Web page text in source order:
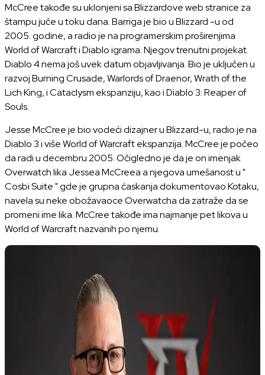
McCree takođe su uklonjeni sa Blizzardove web stranice za
štampu juče u toku dana. Barriga je bio u Blizzard -u od
2005. godine, a radio je na programerskim proširenjima
World of Warcraft i Diablo igrama. Njegov trenutni projekat
Diablo 4 nema još uvek datum objavljivanja. Bio je uključen u
razvoj Burning Crusade, Warlords of Draenor, Wrath of the
Lich King, i Cataclysm ekspanziju, kao i Diablo 3: Reaper of
Souls.
Jesse McCree je bio vodeći dizajner u Blizzard-u, radio je na
Diablo 3 i više World of Warcraft ekspanzija. McCree je počeo
da radi u decembru 2005. Očigledno je da je on imenjak
Overwatch lika Jessea McCreea a njegova umešanost u "
Cosbi Suite " gde je grupna ćaskanja dokumentovao Kotaku,
navela su neke obožavaoce Overwatcha da zatraže da se
promeni ime lika. McCree takođe ima najmanje pet likova u
World of Warcraft nazvanih po njemu.